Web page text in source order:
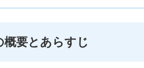
概要とあらすじ